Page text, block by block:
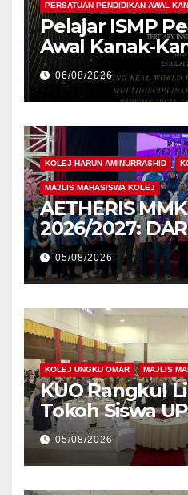
PERSATUAN PENDIDIKAN AWAL
Pelajar ISMP
Awal Kanak-
Cemerlang
Pengiktirafan
di IAM2026
06/08/2026
KOLEJ HARUN AMINURRASHID
MAJLIS MAHASISWA KOLEJ
AETHERIS
2026/2027:
MEMBINA
PEMIMPIN
05/08/2026
KOLEJ UNGKU OMAR MAJLIS
KUO Rangkul
Tokoh Siswa
Holistik
05/08/2026